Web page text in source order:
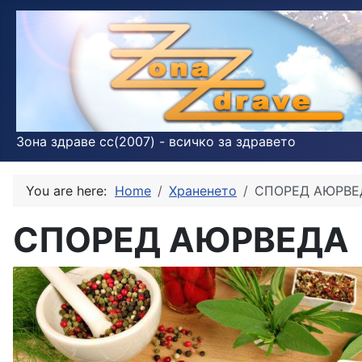
Зона здраве cc(2007) - всичко за здравето
You are here: Home Храненето СПОРЕД
СПОРЕД АЮРВЕДА